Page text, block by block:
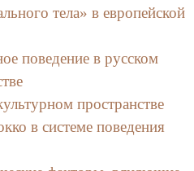
тела» в европейской
поведение в русском
пространстве
в системе поведения